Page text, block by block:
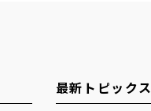
最新トピックス